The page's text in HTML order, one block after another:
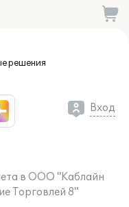
решения
Вход
в ООО "Каблайн
Торговлей 8"